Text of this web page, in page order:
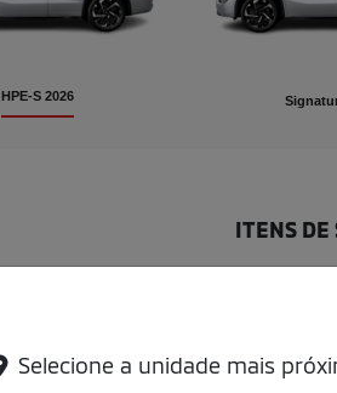
HPE-S 2026
ITENS DE
Faróis e
Faróis
Selecione a unidade mais